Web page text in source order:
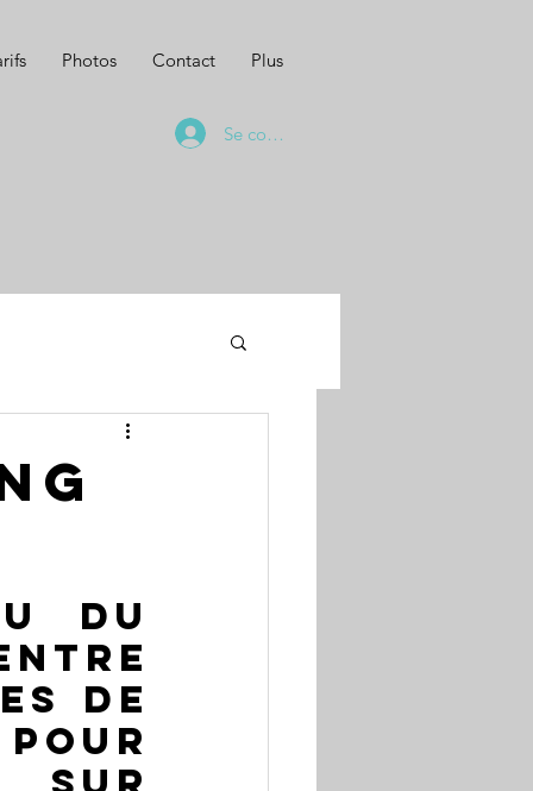
Photos Contact Plus
Se connecter
de